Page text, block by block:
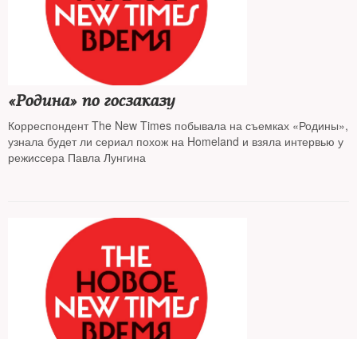
«Родина» по госзаказу
Корреспондент The New Times побывала на съемках «Родины»,
узнала будет ли сериал похож на Homeland и взяла интервью у
режиссера Павла Лунгина